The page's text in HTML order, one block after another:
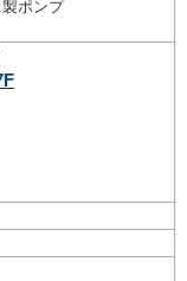
ポンプ